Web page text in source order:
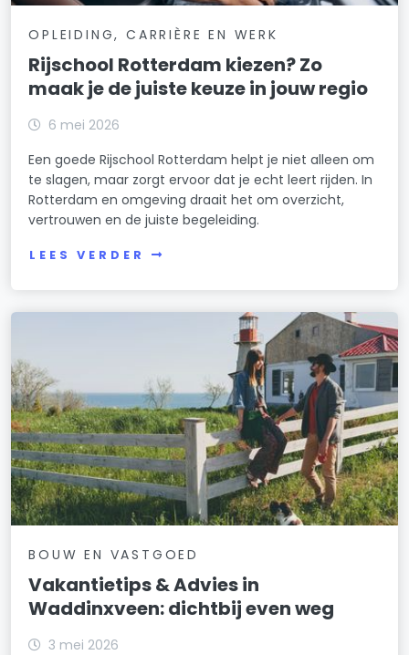
OPLEIDING, CARRIÈRE EN WERK
Rijschool Rotterdam kiezen? Zo
maak je de juiste keuze in jouw regio
6 mei 2026
Een goede Rijschool Rotterdam helpt je niet alleen om
te slagen, maar zorgt ervoor dat je echt leert rijden. In
Rotterdam en omgeving draait het om overzicht,
vertrouwen en de juiste begeleiding.
LEES VERDER
BOUW EN VASTGOED
Vakantietips & Advies in
Waddinxveen: dichtbij even weg
3 mei 2026